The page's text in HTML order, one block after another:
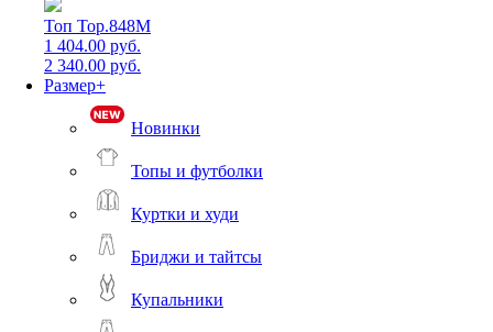
Топ Top.848M
1 404.00 руб.
2 340.00 руб.
Размер+
Новинки
Топы и футболки
Куртки и худи
Бриджи и тайтсы
Купальники